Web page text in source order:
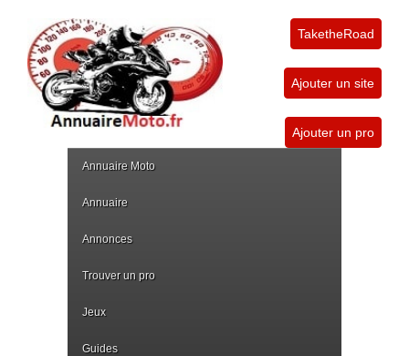
TaketheRoad
Ajouter un site
Ajouter un pro
Annuaire Moto
Annuaire
Annonces
Trouver un pro
Jeux
Guides